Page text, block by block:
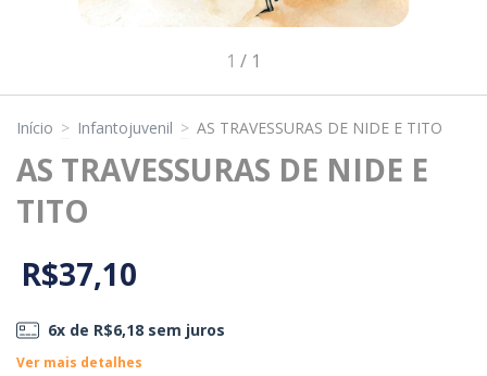
1 / 1
Início > Infantojuvenil > AS TRAVESSURAS DE NIDE E TITO
AS TRAVESSURAS DE NIDE E
TITO
R$37,10
6x de R$6,18sem juros
Ver mais detalhes